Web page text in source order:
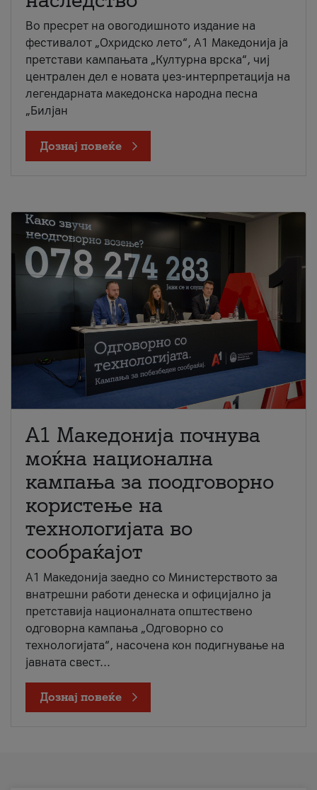
Во пресрет на овогодишното издание на
фестивалот „Охридско лето“, А1 Македонија ја
претстави кампањата „Културна врска“, чиј
централен дел е новата џез-интерпретација на
легендарната македонска народна песна
„Билјан
Дознај повеќе
A1 Македонија почнува
моќна национална
кампања за поодговорно
користење на
технологијата во
сообраќајот
A1 Македонија заедно со Министерството за
внатрешни работи денеска и официјално ја
претставија националната општествено
одговорна кампања „Одговорно со
технологијата“, насочена кон подигнување на
јавната свест...
Дознај повеќе